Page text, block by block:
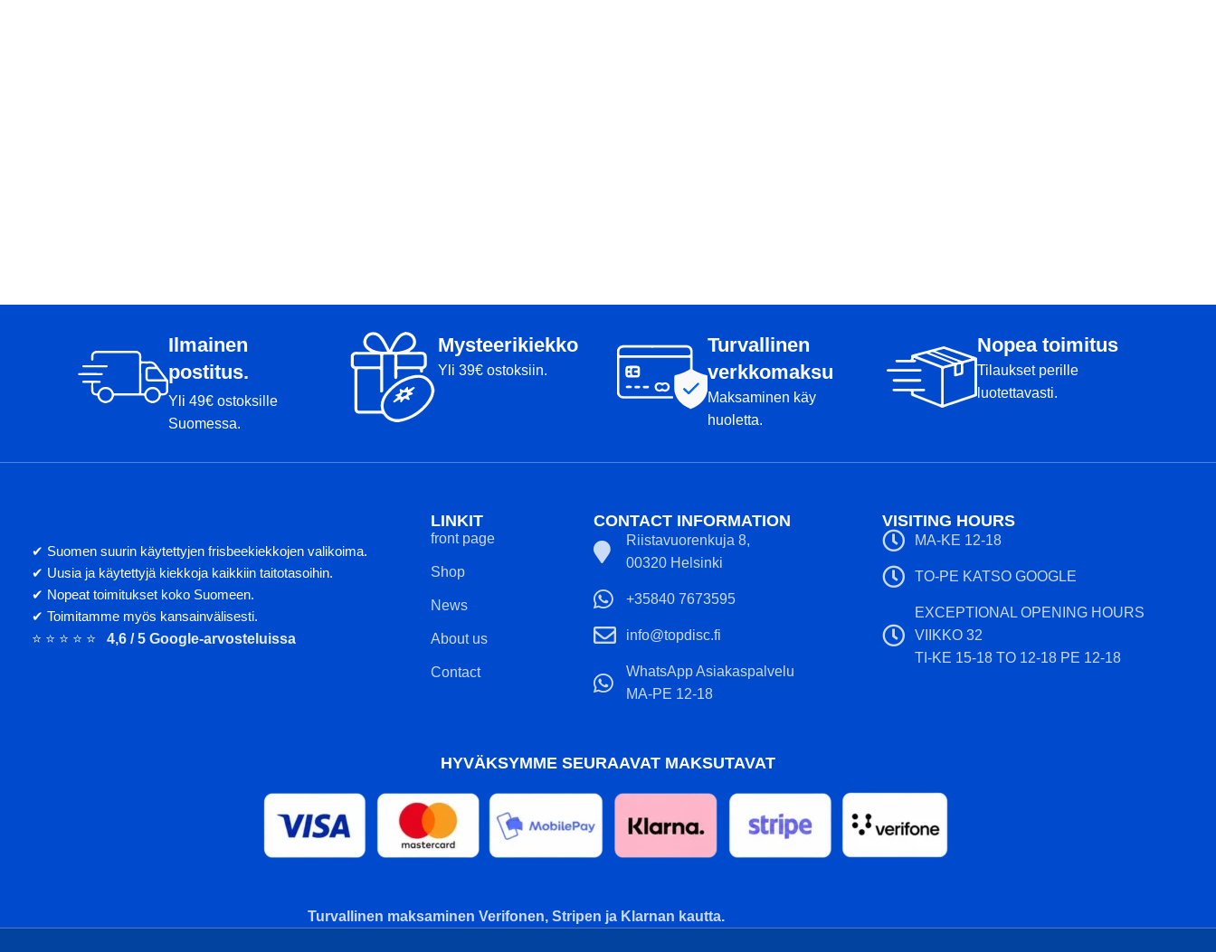
Ilmainen
postitus.
Yli 49€ ostoksille
Suomessa.
Mysteerikiekko
Yli 39€ ostoksiin.
Turvallinen
verkkomaksu
Maksaminen käy
huoletta.
Nopea toimitus
Tilaukset perille
luotettavasti.
✔ Suomen suurin käytettyjen frisbeekiekkojen valikoima.
✔ Uusia ja käytettyjä kiekkoja kaikkiin taitotasoihin.
✔ Nopeat toimitukset koko Suomeen.
✔ Toimitamme myös kansainvälisesti.
⭐ ⭐ ⭐ ⭐ ⭐ 4,6 / 5 Google-arvosteluissa
LINKIT
front page
Shop
News
About us
Contact
CONTACT INFORMATION
Riistavuorenkuja 8,
00320 Helsinki
+35840 7673595
info@topdisc.fi
WhatsApp Asiakaspalvelu
MA-PE 12-18
VISITING HOURS
MA-KE 12-18
TO-PE KATSO GOOGLE
EXCEPTIONAL OPENING HOURS
VIIKKO 32
TI-KE 15-18 TO 12-18 PE 12-18
HYVÄKSYMME SEURAAVAT MAKSUTAVAT
Turvallinen maksaminen Verifonen, Stripen ja Klarnan kautta.